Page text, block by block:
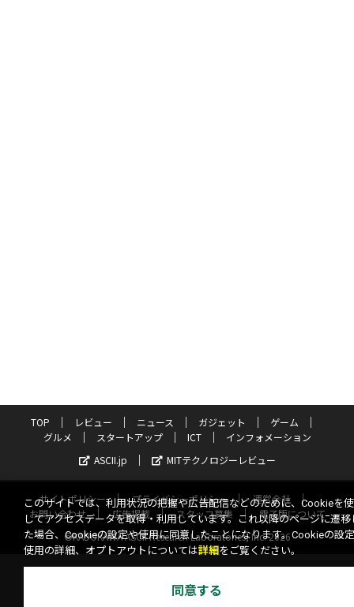
TOP レビュー ニュース ガジェット
ゲーム
グルメ
スタートアップ ICT
インフォメーション
ASCII.jp
MITテクノロジーレビュー
サイトポリシー プライバシーポリシー
運営会社
お問い合わせ
広告掲載 スタッフ募集
電子版について
©KADOKAWA ASCII Research Laboratories, Inc. 2026
このサイトでは、利用状況の把握や広告配信などのために、Cookieを
してアクセスデータを取得・利用しています。これ以降のページに遷移
た場合、Cookieの設定や使用に同意したことになります。Cookieの設
使用の詳細、オプトアウトについては詳細 をご覧ください。
同意する